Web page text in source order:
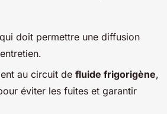
doit permettre une diffusion
au circuit de fluide frigorigène,
éviter les fuites et garantir